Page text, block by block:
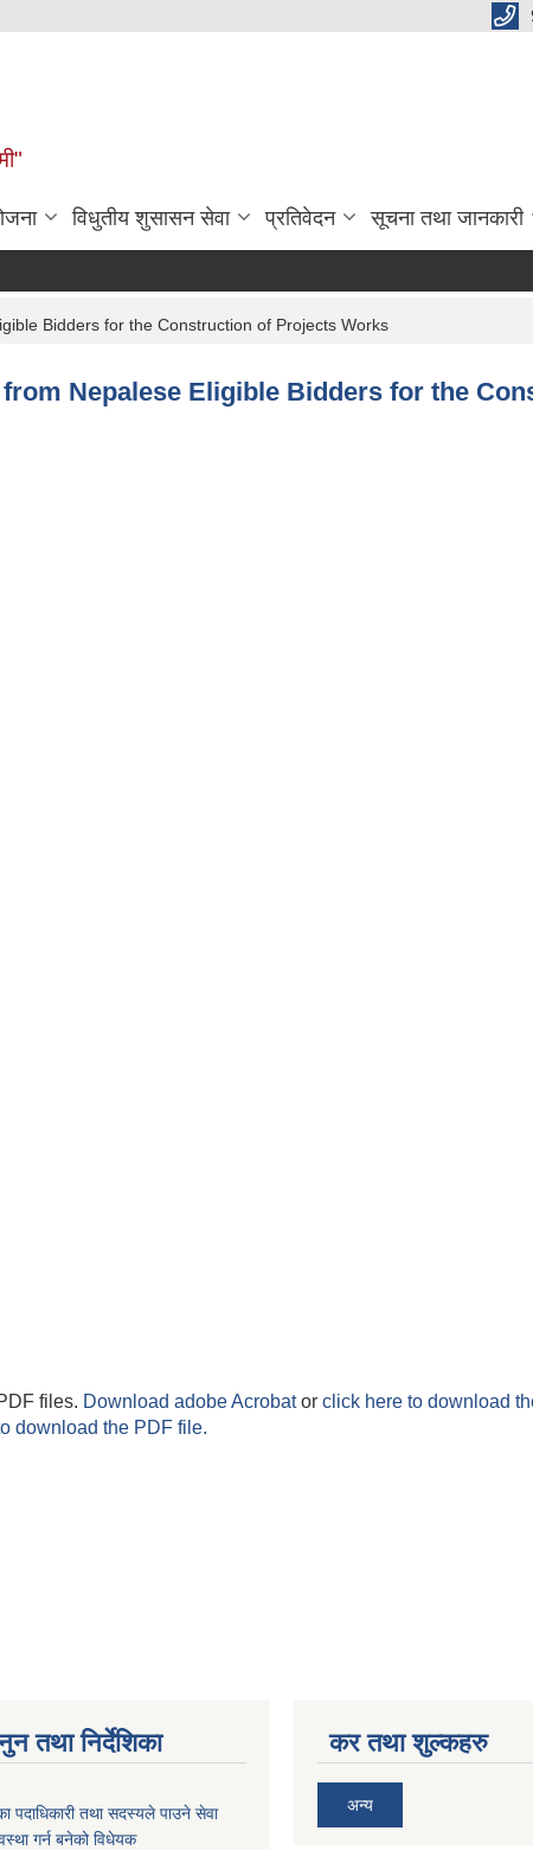
विधुतीय शुसासन सेवा प्रतिवेदन सूचना तथा जानकारी
Bidders for the Construction of Projects Works
Nepalese Eligible Bidders for the
files. Download adobe Acrobator click here to download
download the PDF file.
तथा निर्देशिका
पदाधिकारी तथा सदस्यले पाउने सेवा
गर्न बनेको विधेयक
कर तथा शुल्कहरु
अन्य